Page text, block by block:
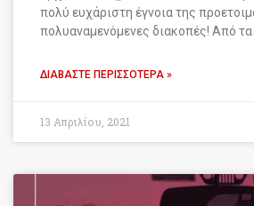
πολύ ευχάριστη έγνοια της
πολυαναμενόμενες διακοπές! Από
ΔΙΑΒΆΣΤΕ ΠΕΡΙΣΣΌΤΕΡΑ »
13 Απριλίου, 2021